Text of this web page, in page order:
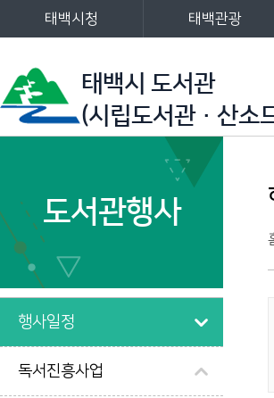
태백시 도서관
(시립도서관·산소
태백시청 태백관광
주메뉴
왼쪽메뉴
도서관행사
행사일정
독서진흥사업